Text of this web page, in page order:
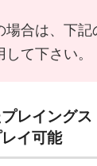
合は、下記
て下さい。
レイングス
イ可能